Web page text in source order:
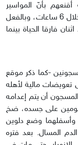
بأنّ المواسير
ستقوم بتسريب غاز سام سيؤدي إلى موتهم خلال 6 ساعات، وبالفعل
فقط وجد اثنان فارقا الحياة بينما
-كما ذكر موقع
تعويضات مالية لأهله
أن يتم إعدامه
على جسده، ضخ
وأسفلهما وضع دلوين
المسال. بعد فتره